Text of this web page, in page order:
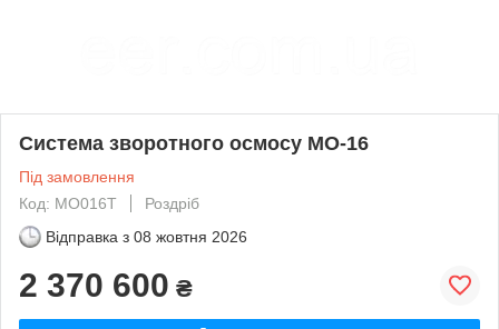
Система зворотного осмосу MO-16
Під замовлення
Код: MO016T
Роздріб
Відправка з 08 жовтня 2026
2 370 600 ₴